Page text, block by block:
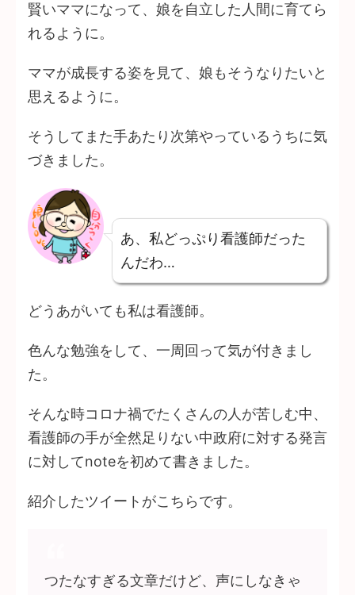
賢いママになって、娘を自立した人間に育てら
れるように。
ママが成長する姿を見て、娘もそうなりたいと
思えるように。
そうしてまた手あたり次第やっているうちに気
づきました。
あ、私どっぷり看護師だった
んだわ…
どうあがいても私は看護師。
色んな勉強をして、一周回って気が付きまし
た。
そんな時コロナ禍でたくさんの人が苦しむ中、
看護師の手が全然足りない中政府に対する発言
に対してnoteを初めて書きました。
紹介したツイートがこちらです。
つたなすぎる文章だけど、声にしなきゃ